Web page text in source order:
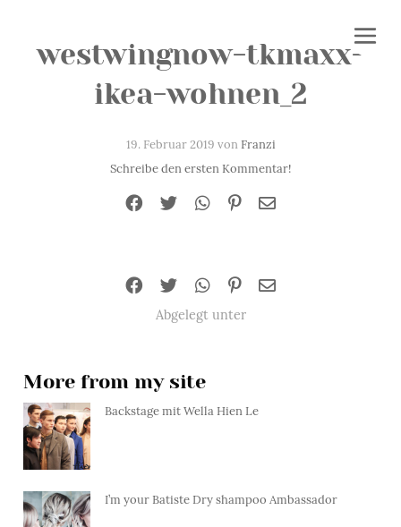
westwingnow-tkmaxx-
ikea-wohnen_2
19. Februar 2019 vonFranzi
Schreibe den ersten Kommentar!
Abgelegt unter
More from my site
Backstage mit Wella Hien Le
I’m your Batiste Dry shampoo Ambassador